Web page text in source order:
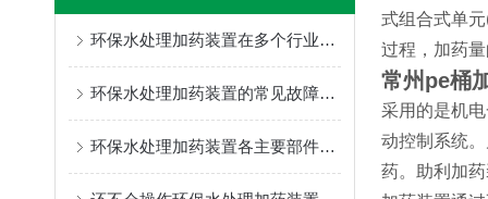
环保水处理加药装置在多个行业中发挥着重要的作用
环保水处理加药装置的常见故障相应解决方法分享
环保水处理加药装置各主要部件的功能特点分享
式组合式单
过程，加药
常州pe桶
采用的是机
动控制系统
药。助利加